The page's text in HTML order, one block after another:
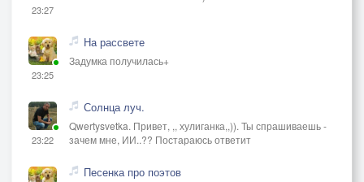
23:27
23:25
На рассвете
Задумка получилась+
23:22
Солнца луч.
Qwertysvetka. Привет, ,, хулиганка,,)). Ты спрашиваешь -
зачем мне, ИИ..?? Постараюсь ответит
Песенка про поэтов